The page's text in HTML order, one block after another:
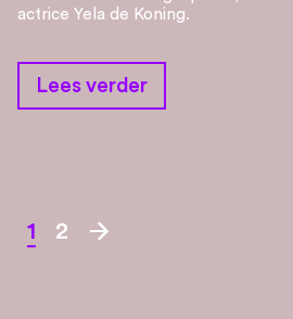
actrice Yela de Koning.
Lees verder
1 2 arrow_forward